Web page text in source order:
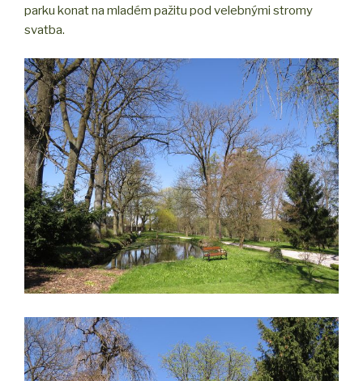
parku konat na mladém pažitu pod velebnými stromy
svatba.